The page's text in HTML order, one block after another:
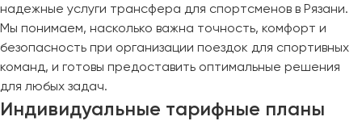
надежные услуги трансфера для спортсменов в Рязани.
Мы понимаем, насколько важна точность, комфорт и
безопасность при организации поездок для спортивных
команд, и готовы предоставить оптимальные решения
для любых задач.
Индивидуальные тарифные планы